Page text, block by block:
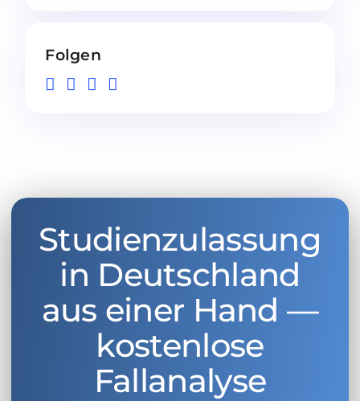
Folgen
Studienzulassung
in Deutschland
aus einer Hand —
kostenlose
Fallanalyse